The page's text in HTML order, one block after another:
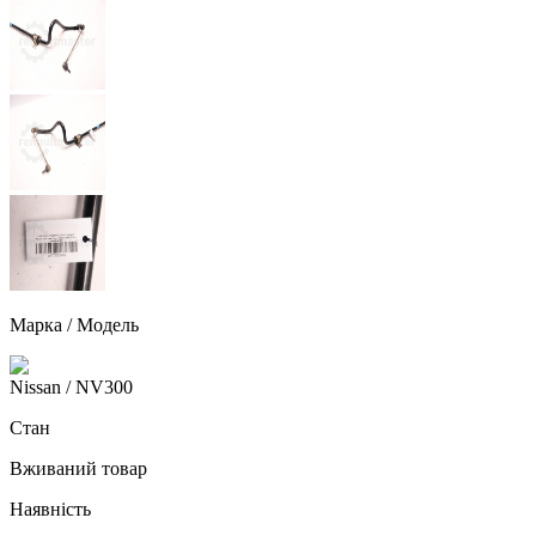
Марка / Модель
Nissan / NV300
Стан
Вживаний товар
Наявність